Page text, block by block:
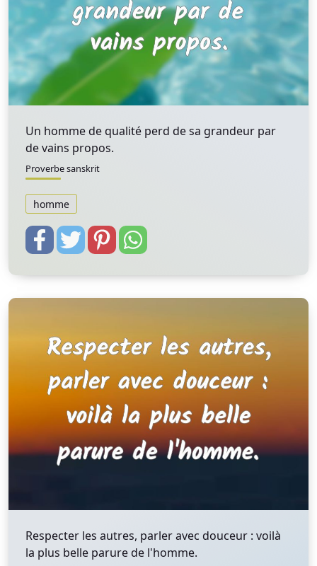
Un homme de qualité perd de sa grandeur par
de vains propos.
Proverbe sanskrit
homme
Respecter les autres, parler avec douceur : voilà
la plus belle parure de l'homme.